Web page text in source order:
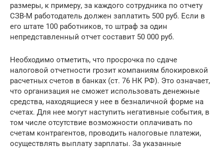
размеры, к примеру, за каждого сотрудника по отчету
СЗВ-М работодатель должен заплатить 500 руб. Если в
его штате 100 работников, то штраф за один
непредставленный отчет составит 50 000 руб.
Необходимо отметить, что просрочка по сдаче
налоговой отчетности грозит компаниям блокировкой
расчетных счетов в банках (ст. 76 НК РФ). Это означает,
что организация не сможет использовать денежные
средства, находящиеся у нее в безналичной форме на
счетах. Для нее могут наступить негативные события, в
том числе отсутствие возможности оплачивать по
счетам контрагентов, проводить налоговые платежи,
осуществлять выплату зарплаты. За указанные